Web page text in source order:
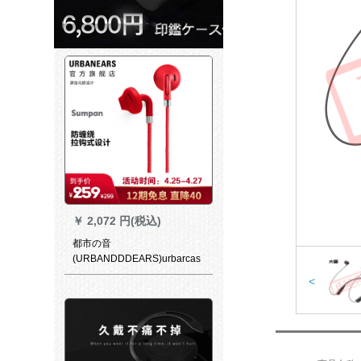
￥ 2,072 円(税込)
都市の音
(URBANDDDEARS)urbarcas
Sumpan入耳式(12504)トラッ
<